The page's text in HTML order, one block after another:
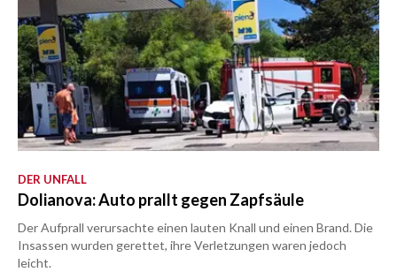
DER UNFALL
Dolianova: Auto prallt gegen Zapfsäule
Der Aufprall verursachte einen lauten Knall und einen Brand. Die
Insassen wurden gerettet, ihre Verletzungen waren jedoch
leicht.